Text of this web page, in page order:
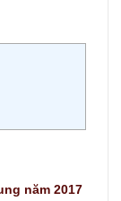
năm 2017